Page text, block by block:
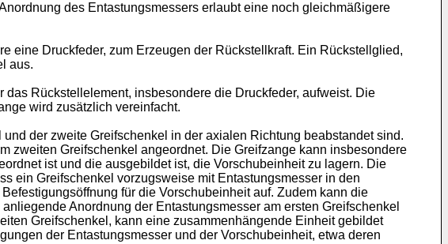
des Entastungsmessers erlaubt eine noch gleichmäßigere
eine Druckfeder, zum Erzeugen der Rückstellkraft. Ein Rückstellglied,
aus.
Rückstellelement, insbesondere die Druckfeder, aufweist. Die
wird zusätzlich vereinfacht.
der zweite Greifschenkel in der axialen Richtung beabstandet sind.
zweiten Greifschenkel angeordnet. Die Greifzange kann insbesondere
ist und die ausgebildet ist, die Vorschubeinheit zu lagern. Die
ein Greifschenkel vorzugsweise mit Entastungsmesser in den
für die Vorschubeinheit auf. Zudem kann die
Anordnung der Entastungsmesser am ersten Greifschenkel
Greifschenkel, kann eine zusammenhängende Einheit gebildet
der Entastungsmesser und der Vorschubeinheit, etwa deren